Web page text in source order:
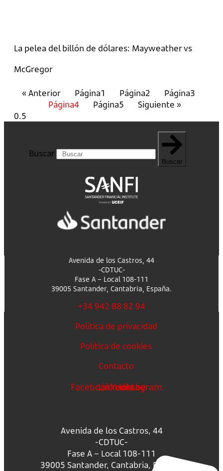
La pelea del billón de dólares: Mayweather vs
McGregor
« Anterior Página1 Página2 Página3
Página4 Página5 Siguiente »
Buscar
Buscar
Avenida de los Castros, 44
-CDTUC-
Fase A – Local 108-111
39005 Santander, Cantabria, España.
+34 942 88 82 94
Política de privacidad
Política de cookies
Contacto
FacebookLinkedin
Youtube
Instagram
Avenida de los Castros, 44
-CDTUC-
Fase A – Local 108-111
39005 Santander, Cantabria, España.